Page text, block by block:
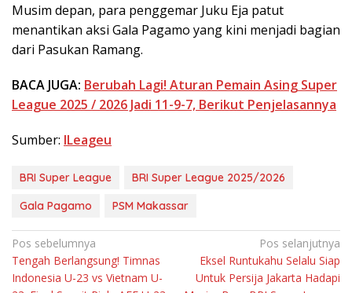
Musim depan, para penggemar Juku Eja patut
menantikan aksi Gala Pagamo yang kini menjadi bagian
dari Pasukan Ramang.
BACA JUGA: Berubah Lagi! Aturan Pemain Asing Super
League 2025 / 2026 Jadi 11-9-7, Berikut Penjelasannya
Sumber: ILeageu
BRI Super League
BRI Super League 2025/2026
Gala Pagamo
PSM Makassar
Navigasi
pos
Pos sebelumnya
Tengah Berlangsung! Timnas
Indonesia U-23 vs Vietnam U-
Pos selanjutnya
Eksel Runtukahu Selalu Siap
Untuk Persija Jakarta Hadapi